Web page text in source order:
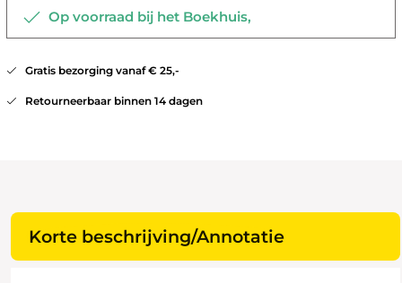
Op voorraad bij het Boekhuis,
Gratis bezorging vanaf € 25,-
Retourneerbaar binnen 14 dagen
Korte beschrijving/Annotatie